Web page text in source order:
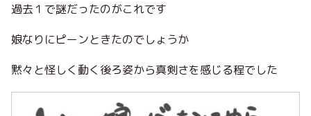
過去１で謎だったのがこれです
娘なりにピーンときたのでしょうか
黙々と怪しく動く後ろ姿から真剣さを感じる程でした